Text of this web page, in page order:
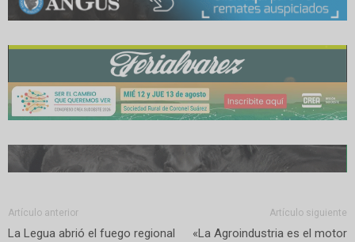
Artículo anterior
La Legua abrió el fuego regional
Artículo siguiente
«La Agroindustria es el motor